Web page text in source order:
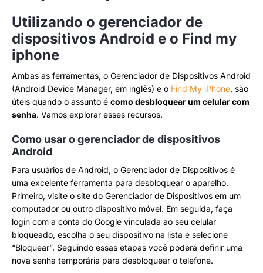
Utilizando o gerenciador de
dispositivos Android e o Find my
iphone
Ambas as ferramentas, o Gerenciador de Dispositivos Android
(Android Device Manager, em inglês) e o Find My iPhone, são
úteis quando o assunto é como desbloquear um celular com
senha. Vamos explorar esses recursos.
Como usar o gerenciador de dispositivos
Android
Para usuários de Android, o Gerenciador de Dispositivos é
uma excelente ferramenta para desbloquear o aparelho.
Primeiro, visite o site do Gerenciador de Dispositivos em um
computador ou outro dispositivo móvel. Em seguida, faça
login com a conta do Google vinculada ao seu celular
bloqueado, escolha o seu dispositivo na lista e selecione
“Bloquear”. Seguindo essas etapas você poderá definir uma
nova senha temporária para desbloquear o telefone.